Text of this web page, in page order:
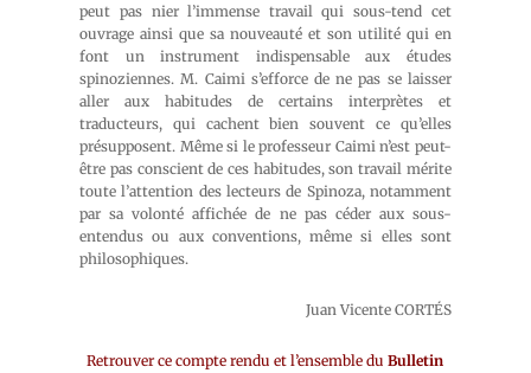
peut pas nier l’immense travail qui sous-tend cet
ouvrage ainsi que sa nouveauté et son utilité qui en
font un instrument indispensable aux études
spinoziennes. M. Caimi s’efforce de ne pas se laisser
aller aux habitudes de certains interprètes et
traducteurs, qui cachent bien souvent ce qu’elles
présupposent. Même si le professeur Caimi n’est peut-
être pas conscient de ces habitudes, son travail mérite
toute l’attention des lecteurs de Spinoza, notamment
par sa volonté affichée de ne pas céder aux sous-
entendus ou aux conventions, même si elles sont
philosophiques.
Juan Vicente CORTÉS
Retrouver ce compte rendu et l’ensemble duBulletin